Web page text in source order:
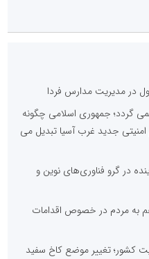
در مدیریت مدارس فردا
گردد؛ جمهوری اسلامی چگونه
امنیتی جدید غرب آسیا تبدیل می
در گرو فناوری‌های نوین و
به مردم در خصوص اقدامات
کشور؛ تغییر موضع کاخ سفید